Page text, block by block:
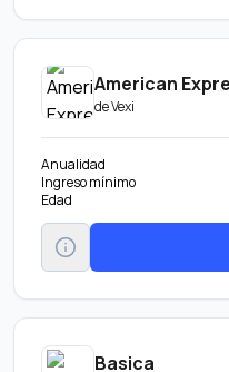
American
deVexi
Anualidad
Ingreso mínimo
Edad
Basica